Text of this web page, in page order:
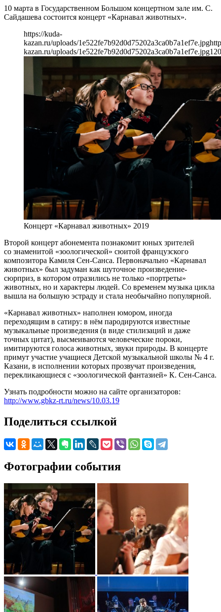
10 марта в Государственном Большом концертном зале им. С.
Сайдашева состоится концерт «Карнавал животных».
https://kuda-
kazan.ru/uploads/1e522fe7b92d0d75202a3ca0b7a1ef7e.jpg
kazan.ru/uploads/1e522fe7b92d0d75202a3ca0b7a1ef7e.jpg
Концерт «Карнавал животных» 2019
Второй концерт абонемента познакомит юных зрителей
со знаменитой «зоологической» сюитой французского
композитора Камиля Сен-Санса. Первоначально «Карнавал
животных» был задуман как шуточное произведение-
сюрприз, в котором отразились не только «портреты»
животных, но и характеры людей. Со временем музыка цикла
вышла на большую эстраду и стала необычайно популярной.
«Карнавал животных» наполнен юмором, иногда
переходящим в сатиру: в нём пародируются известные
музыкальные произведения (в виде стилизаций и даже
точных цитат), высмеиваются человеческие пороки,
имитируются голоса животных, звуки природы. В концерте
примут участие учащиеся Детской музыкальной школы № 4 г.
Казани, в исполнении которых прозвучат произведения,
перекликающиеся с «зоологической фантазией» К. Сен-Санса.
Узнать подробности можно на сайте организаторов:
http://www.gbkz-rt.ru/news/10.03.19
Поделиться ссылкой
Фотографии события